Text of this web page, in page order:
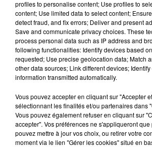
Un tremblement de terre a fait au
morts hier soir en Afghanistan et au
Regard sur le climat social en France
du 49-3 pour faire adopter la réforme
Emmanuel Macron s’exprimeraà 13h.
contre la réforme se poursuit. Nous y
député PS Guillaume GAROT.
profiles to personalise content; Use profiles to
content; Use limited data to select content;
detect fraud, and fix errors; Deliver and present
Save and communicate privacy choices. These
process personal data such as IP address and
following functionalities: Identify devices based
requested; Use precise geolocation data; Match
other data sources; Link different devices;
information transmitted automatically.
Vous pouvez accepter en cliquant sur "Accepter
sélectionnant les finalités et/ou partenaires dans
Vous pouvez également refuser en cliquant sur
accepter". Vos préférences ne s'appliqueront que
pouvez mettre à jour vos choix, ou retirer votre
moment via le lien "Gérer les cookies" situé en